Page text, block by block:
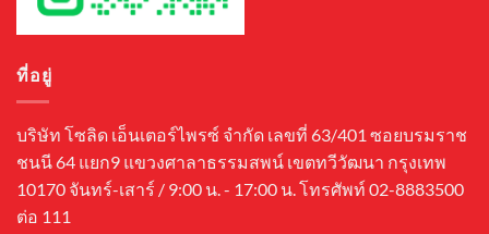
ที่อยู่
บริษัท โซลิด เอ็นเตอร์ไพรซ์ จำกัด เลขที่ 63/401 ซอยบรมราช
ชนนี 64 แยก9 แขวงศาลาธรรมสพน์ เขตทวีวัฒนา กรุงเทพ
10170 จันทร์-เสาร์ / 9:00 น. - 17:00 น. โทรศัพท์ 02-8883500
ต่อ 111